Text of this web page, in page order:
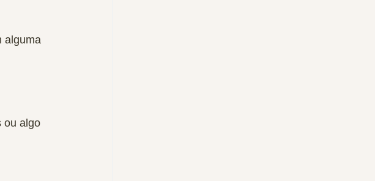
alguma
ou algo